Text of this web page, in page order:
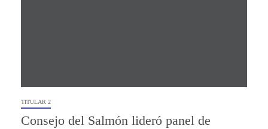
TITULAR 2
Consejo del Salmón lideró panel de